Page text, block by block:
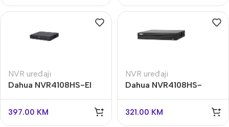
NVR uređaji
Dahua NVR4108HS-EI
397.00 KM
NVR uređaji
Dahua NVR4108HS-
321.00 KM